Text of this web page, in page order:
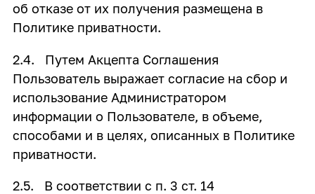
об отказе от их получения размещена в
Политике приватности.
2.4. Путем Акцепта Соглашения
Пользователь выражает согласие на сбор и
использование Администратором
информации о Пользователе, в объеме,
способами и в целях, описанных в Политике
приватности.
2.5. В соответствии с п. 3 ст. 14